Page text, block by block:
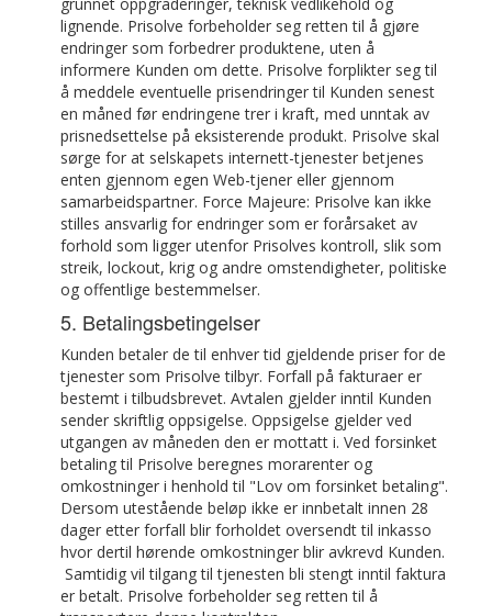
lignende. Prisolve forbeholder seg retten til å gjøre
endringer som forbedrer produktene, uten å
informere Kunden om dette. Prisolve forplikter seg til
å meddele eventuelle prisendringer til Kunden senest
en måned før endringene trer i kraft, med unntak av
prisnedsettelse på eksisterende produkt. Prisolve skal
sørge for at selskapets internett-tjenester betjenes
enten gjennom egen Web-tjener eller gjennom
samarbeidspartner. Force Majeure: Prisolve kan ikke
stilles ansvarlig for endringer som er forårsaket av
forhold som ligger utenfor Prisolves kontroll, slik som
streik, lockout, krig og andre omstendigheter, politiske
og offentlige bestemmelser.
5. Betalingsbetingelser
Kunden betaler de til enhver tid gjeldende priser for de
tjenester som Prisolve tilbyr. Forfall på fakturaer er
bestemt i tilbudsbrevet. Avtalen gjelder inntil Kunden
sender skriftlig oppsigelse. Oppsigelse gjelder ved
utgangen av måneden den er mottatt i. Ved forsinket
betaling til Prisolve beregnes morarenter og
omkostninger i henhold til "Lov om forsinket betaling".
Dersom utestående beløp ikke er innbetalt innen 28
dager etter forfall blir forholdet oversendt til inkasso
hvor dertil hørende omkostninger blir avkrevd Kunden.
Samtidig vil tilgang til tjenesten bli stengt inntil faktura
er betalt. Prisolve forbeholder seg retten til å